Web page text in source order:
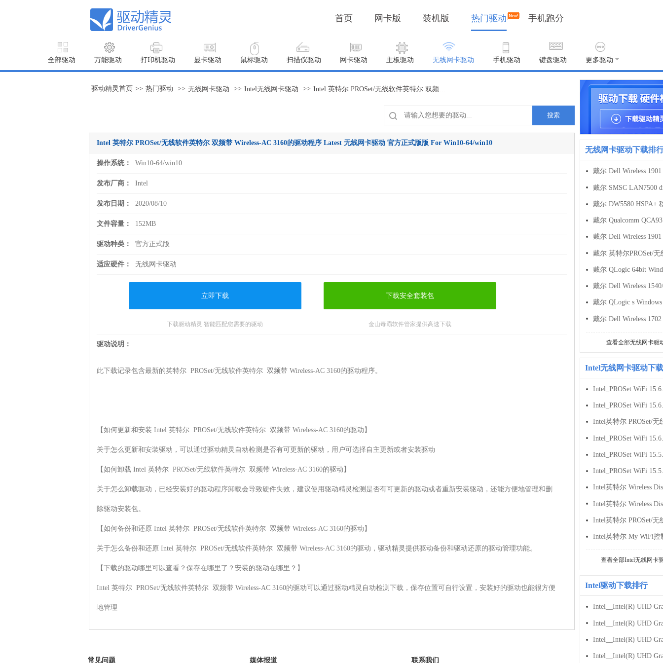
首页 网卡版 装机版 热门驱动 手机跑分
全部驱动 万能驱动 打印机驱动 显卡驱动 鼠标驱动 扫描仪驱动 网卡驱动 主板驱动 无线网卡驱动 手机驱动 键盘驱动 更多驱动
驱动精灵首页 >> 热门驱动 >> 无线网卡驱动 >> Intel无线网卡驱动 >>
搜索
Intel 英特尔 PROSet/无线软件英特尔 双频带 Wireless-AC 3160的驱动程序 Latest 无线网卡驱动 官方正式版版 For Win10-64/win10
操作系统： Win10-64/win10
发布厂商： Intel
发布日期： 2020/08/10
文件容量： 152MB
驱动种类： 官方正式版
适应硬件： 无线网卡驱动
立即下载
下载驱动精灵 智能匹配您需要的驱动
下载安全套装包
金山毒霸软件管家提供高速下载
驱动说明：
此下载记录包含最新的英特尔  PROSet/无线软件英特尔  双频带 Wireless-AC 3160的驱动程序。
【如何更新和安装 Intel 英特尔  PROSet/无线软件英特尔  双频带 Wireless-AC 3160的驱动】
关于怎么更新和安装驱动，可以通过驱动精灵自动检测是否有可更新的驱动，用户可选择自主更新或者安装驱动
【如何卸载 Intel 英特尔  PROSet/无线软件英特尔  双频带 Wireless-AC 3160的驱动】
关于怎么卸载驱动，已经安装好的驱动程序卸载会导致硬件失效，建议使用驱动精灵检测是否有可更新的驱动或者重新安装驱动，还能方便地管理和删
除驱动安装包。
【如何备份和还原 Intel 英特尔  PROSet/无线软件英特尔  双频带 Wireless-AC 3160的驱动】
关于怎么备份和还原 Intel 英特尔  PROSet/无线软件英特尔  双频带 Wireless-AC 3160的驱动，驱动精灵提供驱动备份和驱动还原的驱动管理功能。
【下载的驱动哪里可以查看？保存在哪里了？安装的驱动在哪里？】
Intel 英特尔  PROSet/无线软件英特尔  双频带 Wireless-AC 3160的驱动可以通过驱动精灵自动检测下载，保存位置可自行设置，安装好的驱动也能很方便
地管理
无线网卡驱动下载排
查看全部无线网卡驱
Intel无线网卡驱动下
查看全部Intel无线网卡
Intel驱动下载排行
常见问题 媒体报道 联系我们